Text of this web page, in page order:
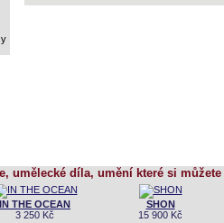
umělecké díla, umění které si
IN THE OCEAN
3 250 Kč
SHON
15 900 Kč